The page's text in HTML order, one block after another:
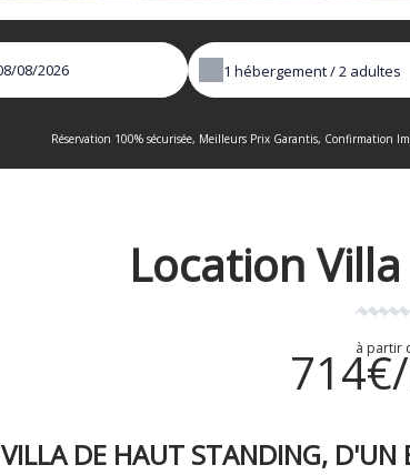
1 hébergement /2 adultes
Réservation 100% sécurisée, Meilleurs Prix Garantis, Confirmation
Location Villa
à partir
VILLA DE HAUT STANDING, D'UN